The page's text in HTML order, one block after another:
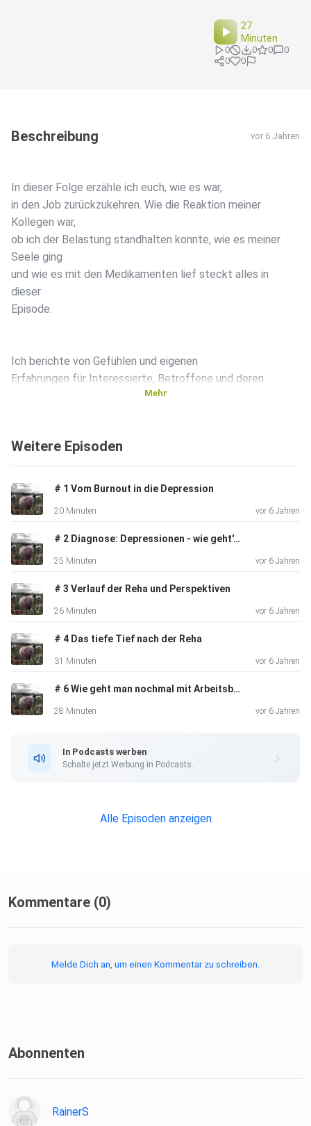
27
Minuten
0 0 0
0
0
0
Beschreibung vor 6 Jahren
In dieser Folge erzähle ich euch, wie es war,
in den Job zurückzukehren. Wie die Reaktion meiner
Kollegen war,
ob ich der Belastung standhalten konnte, wie es meiner
Seele ging
und wie es mit den Medikamenten lief steckt alles in
dieser
Episode.
Ich berichte von Gefühlen und eigenen
Erfahrungen für Interessierte, Betroffene und deren
Mehr
Weitere Episoden
# 1 Vom Burnout in die Depression
20 Minuten vor 6 Jahren
# 2 Diagnose: Depressionen - wie geht's jetzt weiter?
25 Minuten vor 6 Jahren
# 3 Verlauf der Reha und Perspektiven
26 Minuten vor 6 Jahren
# 4 Das tiefe Tief nach der Reha
31 Minuten vor 6 Jahren
# 6 Wie geht man nochmal mit Arbeitsbelastung um?
28 Minuten vor 6 Jahren
In Podcasts werben
Schalte jetzt Werbung in Podcasts.
Alle Episoden anzeigen
Kommentare (0)
Melde Dich an, um einen Kommentar zu schreiben.
Abonnenten
RainerS